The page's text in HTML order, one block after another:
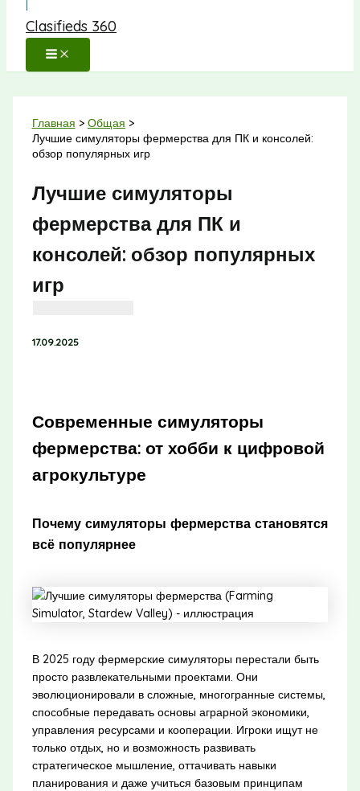
Clasifieds 360
Главная
Общая
Лучшие симуляторы фермерства для ПК и консолей:
обзор популярных игр
Лучшие симуляторы
фермерства для ПК и
консолей: обзор популярных
игр
17.09.2025
Современные симуляторы
фермерства: от хобби к цифровой
агрокультуре
Почему симуляторы фермерства становятся
всё популярнее
В 2025 году фермерские симуляторы перестали быть
просто развлекательными проектами. Они
эволюционировали в сложные, многогранные системы,
способные передавать основы аграрной экономики,
управления ресурсами и кооперации. Игроки ищут не
только отдых, но и возможность развивать
стратегическое мышление, оттачивать навыки
планирования и даже учиться базовым принципам